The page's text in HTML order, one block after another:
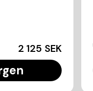
2 125 SEK